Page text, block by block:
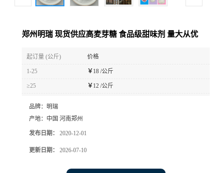
郑州明瑞 现货供应高麦芽糖 食品级甜味剂 量大从优
起订量 (公斤) 价格
1-25 ￥ 18 /公斤
≥25 ￥ 12 /公斤
品牌： 明瑞
产地： 中国 河南郑州
发布日期： 2020-12-01
更新日期： 2026-07-10